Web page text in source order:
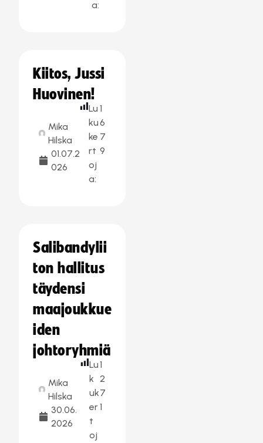
a:
Kiitos, Jussi
Huovinen!
Mika
Hilska
01.07.2
026
Lu
ku
ke
rt
oj
a:
1
6
7
9
Salibandylii
ton hallitus
täydensi
maajoukkue
iden
johtoryhmiä
Mika
Hilska
30.06.
2026
Lu
k
uk
er
t
oj
1
2
7
1